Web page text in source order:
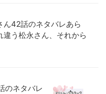
ん42話のネタバレあら
違う松永さん、それから
のネタバレ